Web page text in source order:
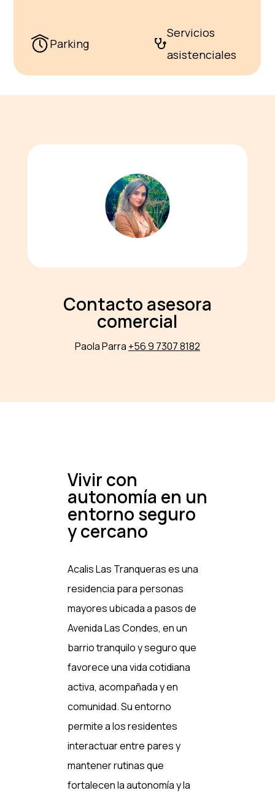
Parking
Servicios
asistenciales
Contacto asesora
comercial
Paola Parra +56 9 7307 8182
Vivir con
autonomía en un
entorno seguro
y cercano
Acalis Las Tranqueras es una
residencia para personas
mayores ubicada a pasos de
Avenida Las Condes, en un
barrio tranquilo y seguro que
favorece una vida cotidiana
activa, acompañada y en
comunidad. Su entorno
permite a los residentes
interactuar entre pares y
mantener rutinas que
fortalecen la autonomía y la